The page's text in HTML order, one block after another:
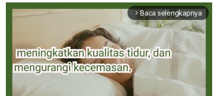
arrow_forward_ios Baca selengkapnya